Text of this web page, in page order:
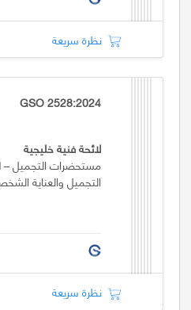
نظرة سريعة
GSO 2528:2024
لائحة فنية خليجية
مستحضرات التجميل –
التجميل والعناية
نظرة سريعة